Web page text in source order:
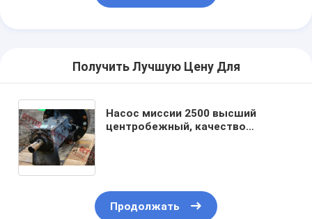
Получить Лучшую Цену Для
Насос миссии 2500 высший
центробежный, качество
нержавеющая сталь
Продолжать